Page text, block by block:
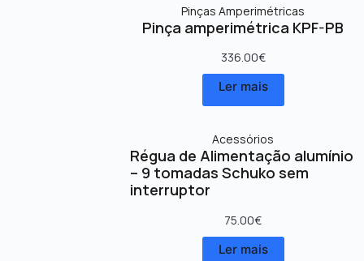
Pinças Amperimétricas
Pinça amperimétrica KPF-PB
336.00€
Ler mais
Acessórios
Régua de Alimentação alumínio
– 9 tomadas Schuko sem
interruptor
75.00€
Ler mais